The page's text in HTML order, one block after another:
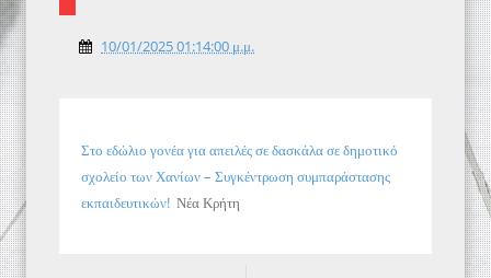
10/01/2025 01:14:00 μ.μ.
Στο εδώλιο γονέα για απειλές σε δασκάλα σε δημοτικό
σχολείο των Χανίων – Συγκέντρωση συμπαράστασης
εκπαιδευτικών! Νέα Κρήτη